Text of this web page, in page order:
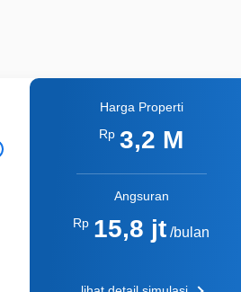
Harga Properti
Rp 3,2 M
Angsuran
Rp 15,8 jt /bulan